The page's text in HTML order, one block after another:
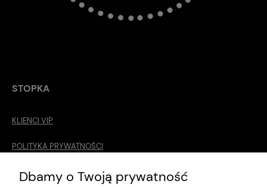
STOPKA
KLIENCI VIP
POLITYKA PRYWATNOŚCI
O MNIE
Dbamy o Twoją prywatność